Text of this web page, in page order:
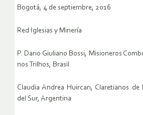
Bogotá, 4 de septiembre, 2016
Red Iglesias y Minería
P. Dario Giuliano Bossi, Misioneros
nos Trilhos, Brasil
Claudia Andrea Huircan, Claretianos de
del Sur, Argentina